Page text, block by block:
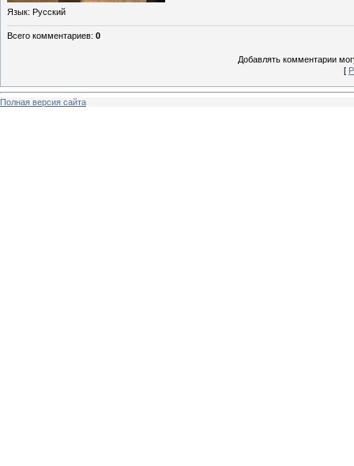
Язык: Русский
Всего комментариев: 0
Добавлять комментарии
[
Полная версия сайта